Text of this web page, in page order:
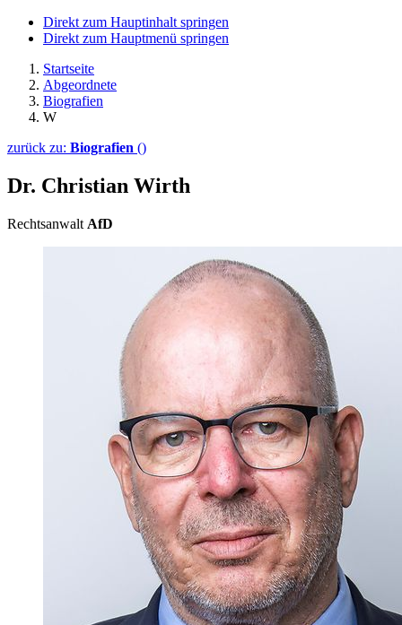
Direkt zum Hauptinhalt springen
Direkt zum Hauptmenü springen
Startseite
Abgeordnete
Biografien
W
zurück zu: Biografien ()
Dr. Christian Wirth
Rechtsanwalt AfD